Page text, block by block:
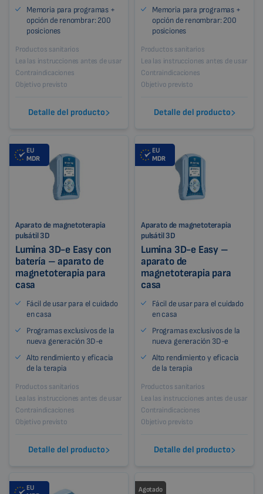
Memoria para programas +
opción de renombrar: 200
posiciones
Productos sanitarios
Lea las instrucciones antes de usar
Contraindicaciones
Objetivo previsto
Detalle del producto
Memoria para programas +
opción de renombrar: 200
posiciones
Productos sanitarios
Lea las instrucciones antes de usar
Contraindicaciones
Objetivo previsto
Detalle del producto
EU
MDR
Aparato de magnetoterapia
pulsátil 3D
Lumina 3D-e Easy con
batería – aparato de
magnetoterapia para
casa
Fácil de usar para el cuidado
en casa
Programas exclusivos de la
nueva generación 3D-e
Alto rendimiento y eficacia
de la terapia
Productos sanitarios
Lea las instrucciones antes de usar
Contraindicaciones
Objetivo previsto
Detalle del producto
EU
MDR
Aparato de magnetoterapia
pulsátil 3D
Lumina 3D-e Easy –
aparato de
magnetoterapia para
casa
Fácil de usar para el cuidado
en casa
Programas exclusivos de la
nueva generación 3D-e
Alto rendimiento y eficacia
de la terapia
Productos sanitarios
Lea las instrucciones antes de usar
Contraindicaciones
Objetivo previsto
Detalle del producto
EU
Agotado